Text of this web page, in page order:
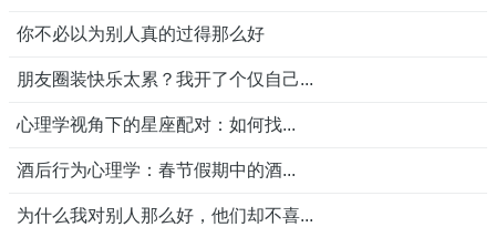
你不必以为别人真的过得那么好
朋友圈装快乐太累？我开了个仅自己...
心理学视角下的星座配对：如何找...
酒后行为心理学：春节假期中的酒...
为什么我对别人那么好，他们却不喜...